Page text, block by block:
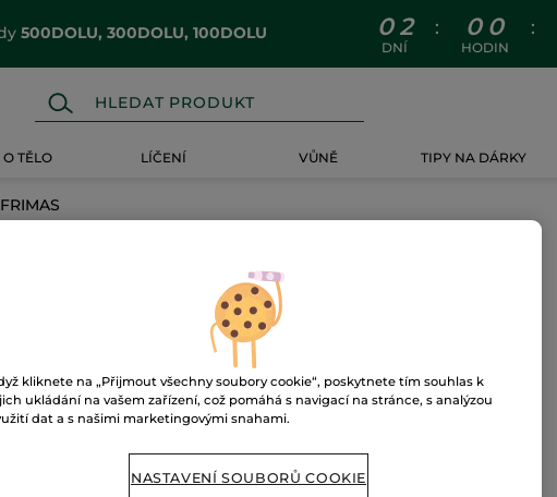
500DOLU, 300DOLU, 100DOLU 0 2
DNÍ
: 0 0
HODIN
:
O TĚLO LÍČENÍ VŮNĚ TIPY NA DÁRKY
kliknete na „Přijmout všechny soubory cookie“, poskytnete tím souhlas k
ukládání na vašem zařízení, což pomáhá s navigací na stránce, s analýzou
dat a s našimi marketingovými snahami.
NASTAVENÍ SOUBORŮ COOKIE